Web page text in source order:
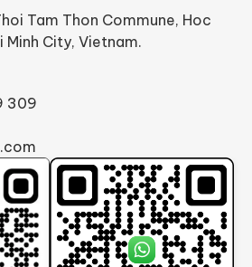
Tam Thon Commune, Hoc
Minh City, Vietnam.
309